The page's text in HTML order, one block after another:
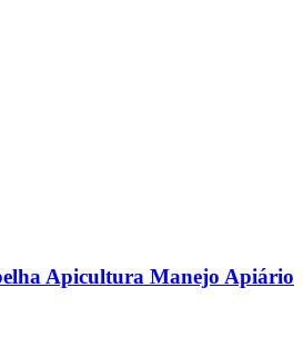
Apicultura Manejo Apiário